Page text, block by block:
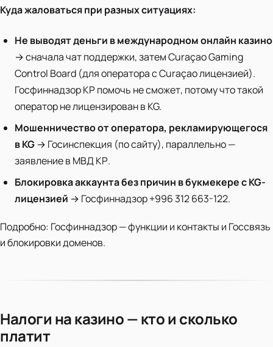
Куда жаловаться при разных ситуациях:
Не выводят деньги в международном онлайн казино
→ сначала чат поддержки, затем Curaçao Gaming
Control Board (для оператора с Curaçao лицензией).
Госфиннадзор КР помочь не сможет, потому что такой
оператор не лицензирован в KG.
Мошенничество от оператора, рекламирующегося
в KG → Госинспекция (по сайту), параллельно —
заявление в МВД КР.
Блокировка аккаунта без причин в букмекере с KG-
лицензией → Госфиннадзор +996 312 663-122.
Подробно: Госфиннадзор — функции и контакты и Госсвязь
и блокировки доменов.
Налоги на казино — кто и сколько
платит